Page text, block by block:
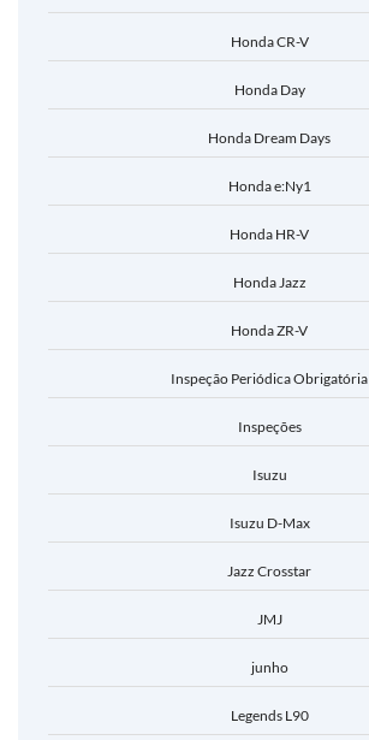
Honda CR-V
Honda Day
Honda Dream Days
Honda e:Ny1
Honda HR-V
Honda Jazz
Honda ZR-V
Inspeção Periódica Obrigatória
Inspeções
Isuzu
Isuzu D-Max
Jazz Crosstar
JMJ
junho
Legends L90